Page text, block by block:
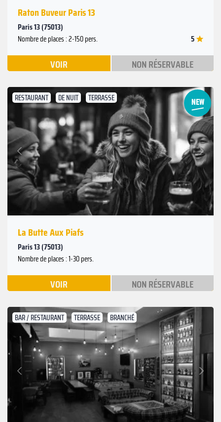
Raton Buveur Paris 13
Paris 13 (75013)
Nombre de places : 2-150 pers. 5
VOIR NON RÉSERVABLE
RESTAURANT DE NUIT TERRASSE
Précédent
Suivant
La Butte Aux Piafs
Paris 13 (75013)
Nombre de places : 1-30 pers.
VOIR NON RÉSERVABLE
BAR / RESTAURANT TERRASSE BRANCHÉ
Précédent
Suivant